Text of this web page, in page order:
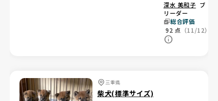
深水 美和子 ブ
リーダー
総合評価
92 点 （11/12）
三重県
柴犬(標準サイズ)